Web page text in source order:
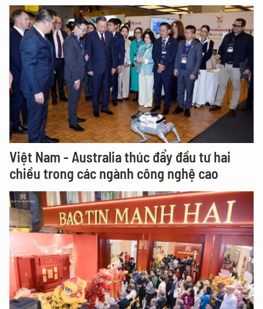
Việt Nam - Australia thúc đẩy đầu tư hai
chiều trong các ngành công nghệ cao